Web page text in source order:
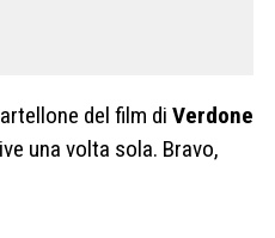
del film di Verdone
una volta sola. Bravo,